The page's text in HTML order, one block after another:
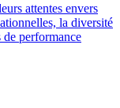
attentes envers
la diversité
de performance